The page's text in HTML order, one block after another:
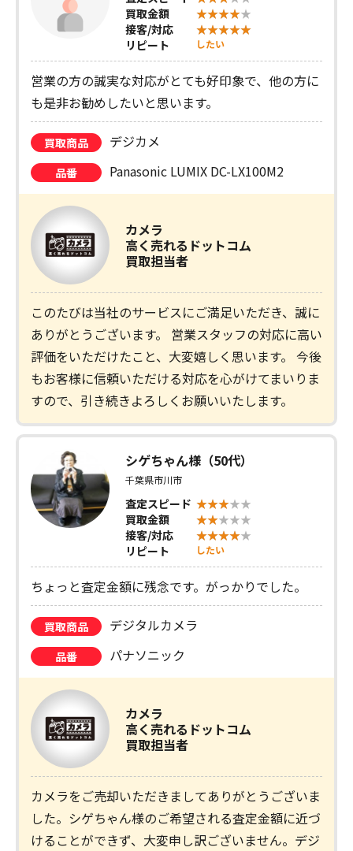
買取金額
接客/対応
リピート
したい
営業の方の誠実な対応がとても好印象で、他の方に
も是非お勧めしたいと思います。
買取商品 デジカメ
品番 Panasonic LUMIX DC-LX100M2
カメラ
高く売れるドットコム
買取担当者
このたびは当社のサービスにご満足いただき、誠に
ありがとうございます。 営業スタッフの対応に高い
評価をいただけたこと、大変嬉しく思います。 今後
もお客様に信頼いただける対応を心がけてまいりま
すので、引き続きよろしくお願いいたします。
シゲちゃん様（50代）
千葉県市川市
査定スピード
買取金額
接客/対応
リピート
したい
ちょっと査定金額に残念です。がっかりでした。
買取商品 デジタルカメラ
品番 パナソニック
カメラ
高く売れるドットコム
買取担当者
カメラをご売却いただきましてありがとうございま
した。シゲちゃん様のご希望される査定金額に近づ
けることができず、大変申し訳ございません。デジ